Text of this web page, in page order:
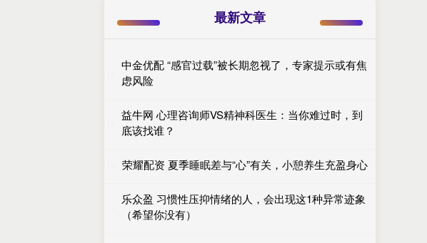
最新文章
中金优配 “感官过载”被长期忽视了，专家提示或有焦
虑风险
益牛网 心理咨询师VS精神科医生：当你难过时，到
底该找谁？
荣耀配资 夏季睡眠差与“心”有关，小憩养生充盈身心
乐众盈 习惯性压抑情绪的人，会出现这1种异常迹象
（希望你没有）